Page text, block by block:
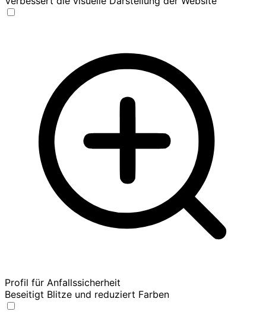
Profil für Anfallssicherheit
Beseitigt Blitze und reduziert Farben